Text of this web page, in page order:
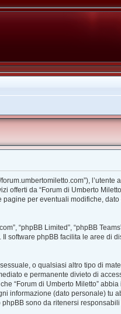
da “Forum di Umberto
per eventuali modifiche, dato
“phpBB Limited”, “phpBB
. Il software phpBB facilita le aree di
o qualsiasi altro tipo di
e permanente divieto di
“Forum di Umberto Miletto”
informazione (dato personale) tu
sono da ritenersi